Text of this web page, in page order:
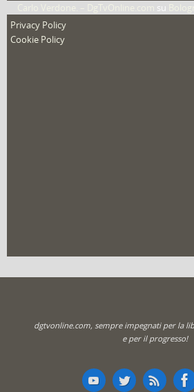
su
nuovo film
Privacy Policy
Cookie Policy
dgtvonline.com, sempre impegnati per la
e per il progresso!